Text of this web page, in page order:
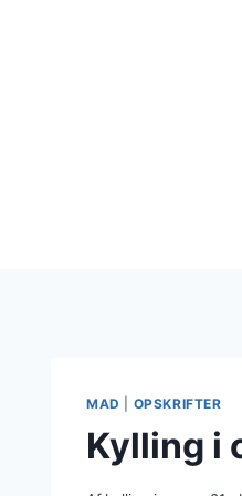
MAD OPSKRIFTER
Kylling i